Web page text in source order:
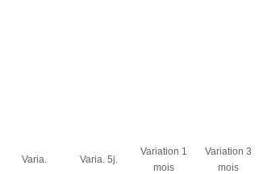
Varia. Varia. 5j.
Variation 1
mois
Variation 3
mois